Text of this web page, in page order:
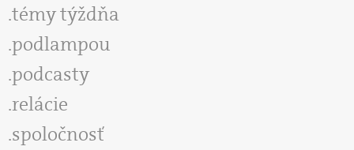
témy týždňa
podlampou
podcasty
relácie
spoločnosť